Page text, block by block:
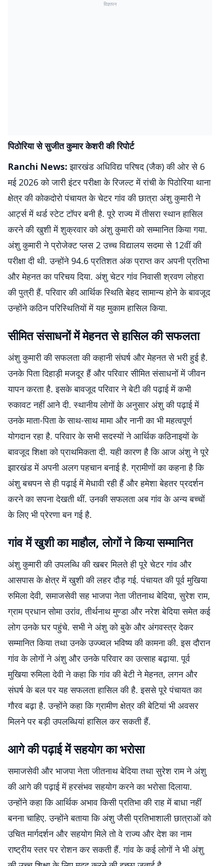
विज्ञापन
पिठोरिया से सुजीत कुमार केशरी की रिपोर्ट
Ranchi News: झारखंड अधिविद्य परिषद (जैक) की ओर से 6
मई 2026 को जारी इंटर परीक्षा के रिजल्ट में रांची के पिठोरिया थाना
क्षेत्र की कोकदोरो पंचायत के चेटर गांव की छात्रा अंशु कुमारी ने
आर्ट्स में थर्ड स्टेट टॉपर बनी है. पूरे राज्य में तीसरा स्थान हासिल
करने की खुशी में शुक्रवार को अंशु कुमारी को सम्मानित किया गया.
अंशु कुमारी ने प्रोजेक्ट प्लस 2 उच्च विद्यालय सदमा से 12वीं की
परीक्षा दी थी. उन्होंने 94.6 प्रतिशत अंक प्राप्त कर अपनी प्रतिभा
और मेहनत का परिचय दिया. अंशु चेटर गांव निवासी श्रवण लोहरा
की पुत्री हैं. परिवार की आर्थिक स्थिति बेहद सामान्य होने के बावजूद
उन्होंने कठिन परिस्थितियों में यह मुकाम हासिल किया.
सीमित संसाधनों में मेहनत से हासिल की सफलता
अंशु कुमारी की सफलता की कहानी संघर्ष और मेहनत से भरी हुई है.
उनके पिता दिहाड़ी मजदूर हैं और परिवार सीमित संसाधनों में जीवन
यापन करता है. इसके बावजूद परिवार ने बेटी की पढ़ाई में कभी
रुकावट नहीं आने दी. स्थानीय लोगों के अनुसार अंशु की पढ़ाई में
उनके माता-पिता के साथ-साथ मामा और नानी का भी महत्वपूर्ण
योगदान रहा है. परिवार के सभी सदस्यों ने आर्थिक कठिनाइयों के
बावजूद शिक्षा को प्राथमिकता दी. यही कारण है कि आज अंशु ने पूरे
झारखंड में अपनी अलग पहचान बनाई है. ग्रामीणों का कहना है कि
अंशु बचपन से ही पढ़ाई में मेधावी रही हैं और हमेशा बेहतर प्रदर्शन
करने का सपना देखती थीं. उनकी सफलता अब गांव के अन्य बच्चों
के लिए भी प्रेरणा बन गई है.
गांव में खुशी का माहौल, लोगों ने किया सम्मानित
अंशु कुमारी की उपलब्धि की खबर मिलते ही पूरे चेटर गांव और
आसपास के क्षेत्र में खुशी की लहर दौड़ गई. पंचायत की पूर्व मुखिया
रुमिला देवी, समाजसेवी सह भाजपा नेता जीतनाथ बेदिया, सुरेश राम,
ग्राम प्रधान सोमा उरांव, तीर्थनाथ मुण्डा और नरेश बेदिया समेत कई
लोग उनके घर पहुंचे. सभी ने अंशु को बुके और अंगवस्त्र देकर
सम्मानित किया तथा उनके उज्ज्वल भविष्य की कामना की. इस दौरान
गांव के लोगों ने अंशु और उनके परिवार का उत्साह बढ़ाया. पूर्व
मुखिया रुमिला देवी ने कहा कि गांव की बेटी ने मेहनत, लगन और
संघर्ष के बल पर यह सफलता हासिल की है. इससे पूरे पंचायत का
गौरव बढ़ा है. उन्होंने कहा कि ग्रामीण क्षेत्र की बेटियां भी अवसर
मिलने पर बड़ी उपलब्धियां हासिल कर सकती हैं.
आगे की पढ़ाई में सहयोग का भरोसा
समाजसेवी और भाजपा नेता जीतनाथ बेदिया तथा सुरेश राम ने अंशु
की आगे की पढ़ाई में हरसंभव सहयोग करने का भरोसा दिलाया.
उन्होंने कहा कि आर्थिक अभाव किसी प्रतिभा की राह में बाधा नहीं
बनना चाहिए. उन्होंने बताया कि अंशु जैसी प्रतिभाशाली छात्राओं को
उचित मार्गदर्शन और सहयोग मिले तो वे राज्य और देश का नाम
राष्ट्रीय स्तर पर रोशन कर सकती हैं. गांव के कई लोगों ने भी अंशु